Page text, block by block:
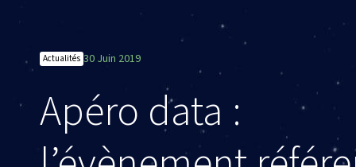
Actualités 30 Juin 2019
Apéro data :